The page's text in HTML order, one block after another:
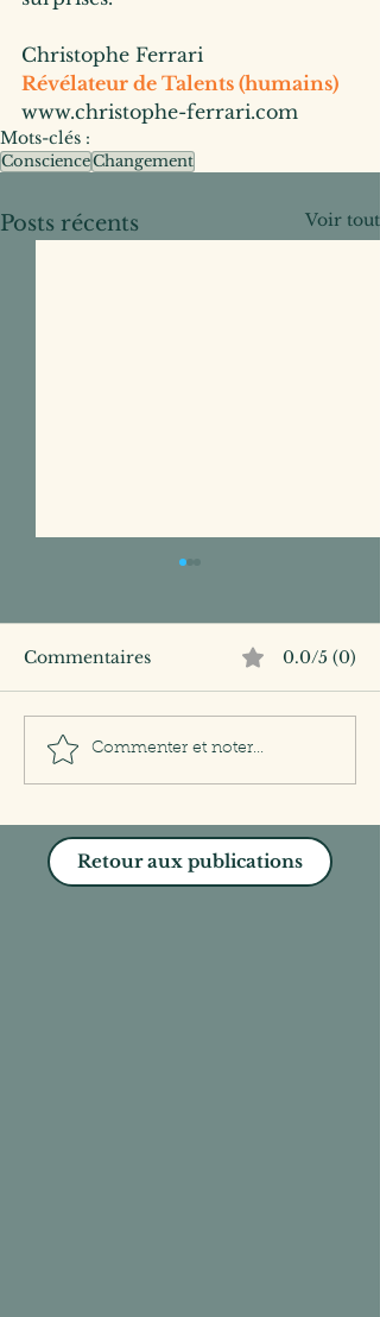
Christophe Ferrari
Révélateur de Talents (humains)
www.christophe-ferrari.com
Mots-clés :
ConscienceChangement
Posts récents Voir tout
Leadership : le grand
ménage de printemps
Commentaires 0.0/5 (0)
Commenter et noter...
Retour aux publications